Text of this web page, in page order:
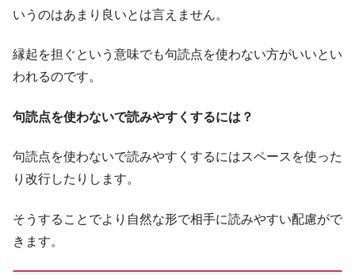
いうのはあまり良いとは言えません。
縁起を担ぐという意味でも句読点を使わない方がいいとい
われるのです。
句読点を使わないで読みやすくするには？
句読点を使わないで読みやすくするにはスペースを使った
り改行したりします。
そうすることでより自然な形で相手に読みやすい配慮がで
きます。